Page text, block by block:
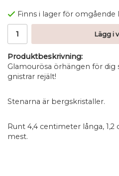
Finns i lager för omgående
Lägg i
Produktbeskrivning:
Glamourösa örhängen för
gnistrar rejält!
Stenarna är bergskristaller.
Runt 4,4 centimeter långa,
mest.